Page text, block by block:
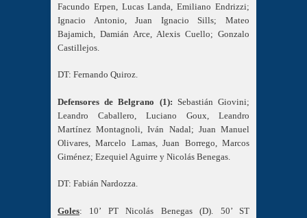
Facundo Erpen, Lucas Landa, Emiliano Endrizzi;
Ignacio Antonio, Juan Ignacio Sills; Mateo
Bajamich, Damián Arce, Alexis Cuello; Gonzalo
Castillejos.
DT: Fernando Quiroz.
Defensores de Belgrano (1): Sebastián Giovini;
Leandro Caballero, Luciano Goux, Leandro
Martínez Montagnoli, Iván Nadal; Juan Manuel
Olivares, Marcelo Lamas, Juan Borrego, Marcos
Giménez; Ezequiel Aguirre y Nicolás Benegas.
DT: Fabián Nardozza.
Goles: 10’ PT Nicolás Benegas (D). 50’ ST